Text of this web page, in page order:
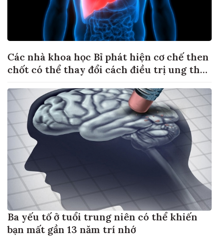
Các nhà khoa học Bỉ phát hiện cơ chế then
chốt có thể thay đổi cách điều trị ung thư
Ba yếu tố ở tuổi trung niên có thể khiến
bạn mất gần 13 năm trí nhớ